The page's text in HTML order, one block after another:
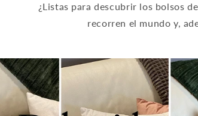
¿Listas para descubrir los bolsos
recorren el mundo y,